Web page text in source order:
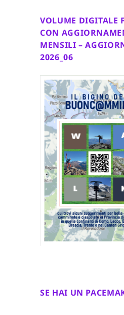
VOLUME DIGITALE
CON
MENSILI –
2026_06
SE HAI UN